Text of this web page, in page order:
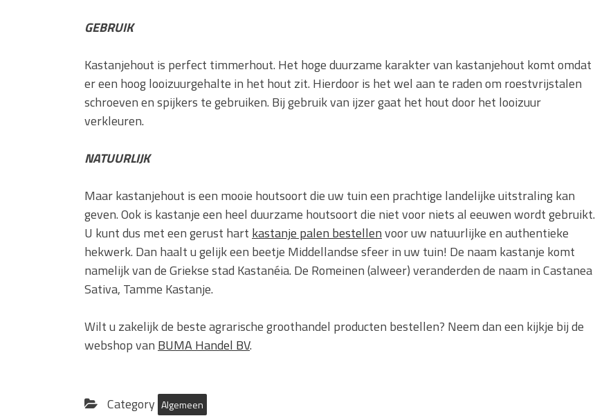
GEBRUIK
Kastanjehout is perfect timmerhout. Het hoge duurzame karakter van kastanjehout komt omdat
er een hoog looizuurgehalte in het hout zit. Hierdoor is het wel aan te raden om roestvrijstalen
schroeven en spijkers te gebruiken. Bij gebruik van ijzer gaat het hout door het looizuur
verkleuren.
NATUURLIJK
Maar kastanjehout is een mooie houtsoort die uw tuin een prachtige landelijke uitstraling kan
geven. Ook is kastanje een heel duurzame houtsoort die niet voor niets al eeuwen wordt gebruikt.
U kunt dus met een gerust hart kastanje palen bestellenvoor uw natuurlijke en authentieke
hekwerk. Dan haalt u gelijk een beetje Middellandse sfeer in uw tuin! De naam kastanje komt
namelijk van de Griekse stad Kastanéia. De Romeinen (alweer) veranderden de naam in Castanea
Sativa, Tamme Kastanje.
Wilt u zakelijk de beste agrarische groothandel producten bestellen? Neem dan een kijkje bij de
webshop van BUMA Handel BV.
Category Algemeen